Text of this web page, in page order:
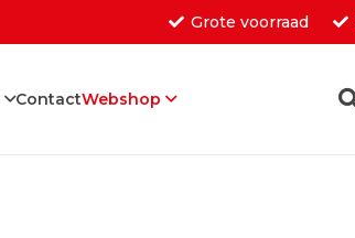
Grote voorraad
ContactWebshop